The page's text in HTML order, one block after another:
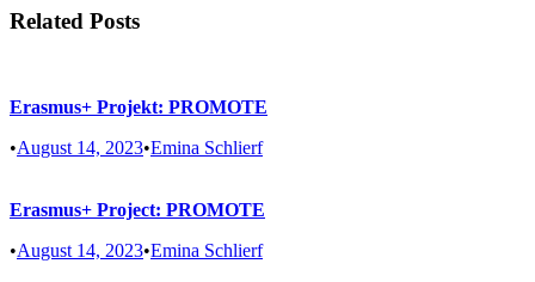
Related Posts
Erasmus+ Projekt: PROMOTE
•August 14, 2023•Emina Schlierf
Erasmus+ Project: PROMOTE
•August 14, 2023•Emina Schlierf